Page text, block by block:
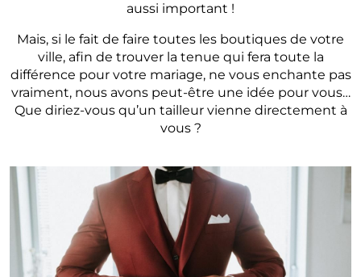
aussi important !
Mais, si le fait de faire toutes les boutiques de votre
ville, afin de trouver la tenue qui fera toute la
différence pour votre mariage, ne vous enchante pas
vraiment, nous avons peut-être une idée pour vous…
Que diriez-vous qu’un tailleur vienne directement à
vous ?